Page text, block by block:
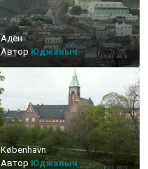
Аден
Автор Юджаныч
København
Автор Юджаныч